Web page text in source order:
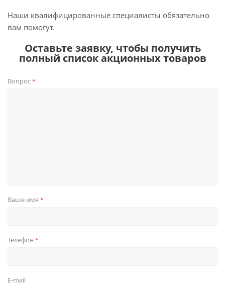
Наши квалифицированные специалисты обязательно
вам помогут.
Оставьте заявку, чтобы получить
полный список акционных товаров
Вопрос*
Ваше имя *
Телефон *
E-mail